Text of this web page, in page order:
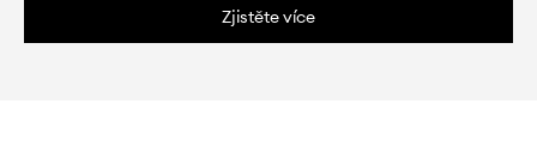
Zjistěte více